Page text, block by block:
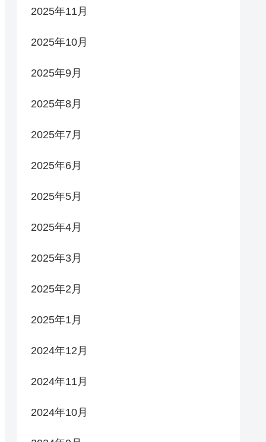
2025年11月
2025年10月
2025年9月
2025年8月
2025年7月
2025年6月
2025年5月
2025年4月
2025年3月
2025年2月
2025年1月
2024年12月
2024年11月
2024年10月